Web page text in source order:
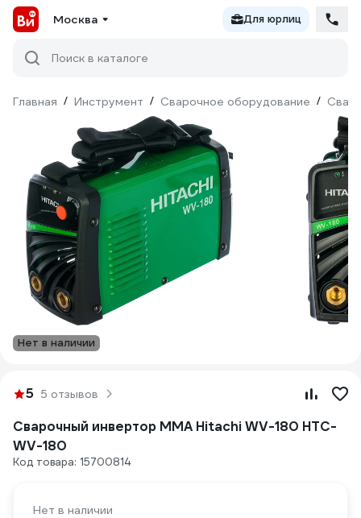
Москва Для юрлиц
Поиск в каталоге
Главная / Инструмент / Сварочное оборудование /
Нет в наличии
5 5 отзывов
Сварочный инвертор MMA Hitachi WV-180 HTC-
WV-180
Код товара: 15700814
Нет в наличии